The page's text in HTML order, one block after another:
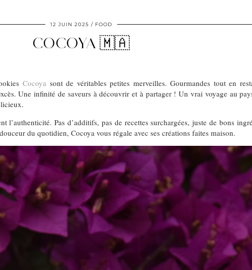
12 JUIN 2025 FOOD
COCOYA 🇲🇦
Cocoyasont de véritables petites merveilles. Gourmandes tout en
Une infinité de saveurs à découvrir et à partager ! Un vrai voyage au
l’authenticité. Pas d’additifs, pas de recettes surchargées, juste de bons
du quotidien, Cocoya vous régale avec ses créations faites maison.